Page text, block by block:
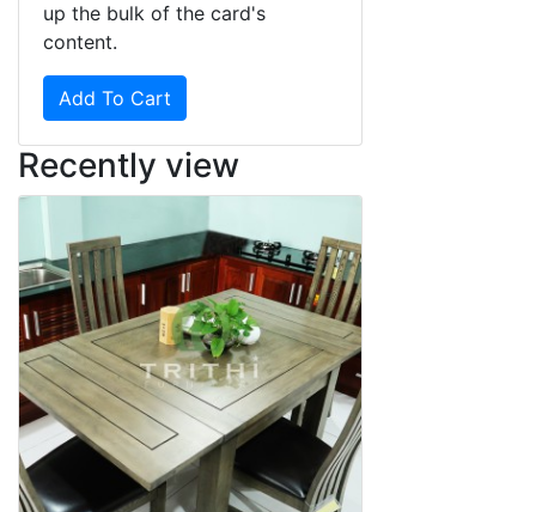
up the bulk of the card's
content.
Add To Cart
Recently view